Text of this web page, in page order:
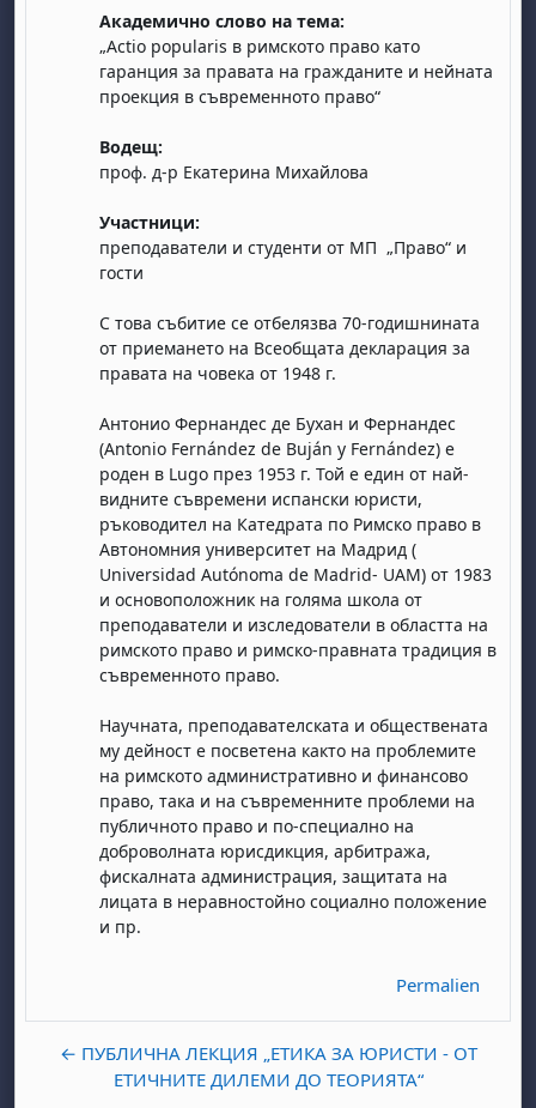
Академично слово на тема:
„Аctio popularis в римското право като
гаранция за правата на гражданите и нейната
проекция в съвременното право“
Водещ:
проф. д-р Екатерина Михайлова
Участници:
преподаватели и студенти от МП „Право“ и
гости
С това събитие се отбелязва 70-годишнината
от приемането на Всеобщата декларация за
правата на човека от 1948 г.
Антонио Фернандес де Бухан и Фернандес
(Antonio Fernández de Buján y Fernández) e
роден в Lugo през 1953 г. Той е един от най-
видните съвремени испански юристи,
ръководител на Катедрата по Римско право в
Автономния университет на Мадрид (
Universidad Autónoma de Madrid- UAM) от 1983
и основоположник на голяма школа от
преподаватели и изследователи в областта на
римското право и римско-правната традиция в
съвременното право.
Научната, преподавателската и обществената
му дейност е посветена както на проблемите
на римското административно и финансово
право, така и на съвременните проблеми на
публичното право и по-специално на
доброволната юрисдикция, арбитража,
фискалната администрация, защитата на
лицата в неравностойно социално положение
и пр.
Permalien
← ПУБЛИЧНА ЛЕКЦИЯ „ЕТИКА ЗА ЮРИСТИ - ОТ
ЕТИЧНИТЕ ДИЛЕМИ ДО ТЕОРИЯТА“
samedi 1 août
dimanche 2 août
7 août
samedi 8 août
dimanche 9 août
14 août
samedi 15 août
dimanche 16 août
28 août
samedi 29 août
dimanche 30 août